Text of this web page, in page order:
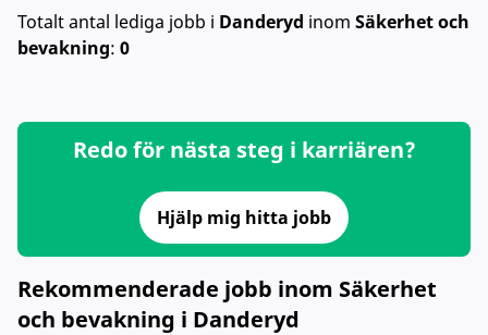
Totalt antal lediga jobb i Danderyd inom Säkerhet och
bevakning: 0
Redo för nästa steg i karriären?
Hjälp mig hitta jobb
Rekommenderade jobb inom Säkerhet
och bevakning i Danderyd